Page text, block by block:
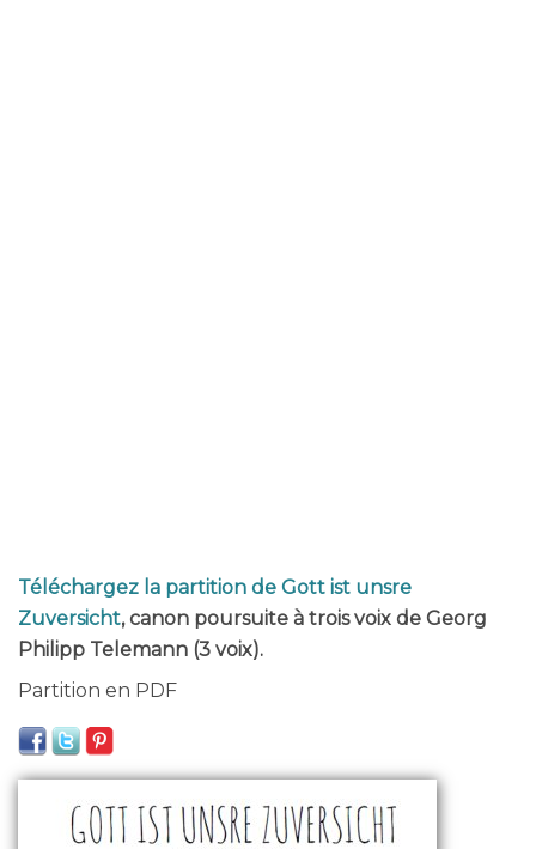
Téléchargez la partition de Gott ist unsre
Zuversicht, canon poursuite à trois voix de Georg
Philipp Telemann (3 voix).
Partition en PDF